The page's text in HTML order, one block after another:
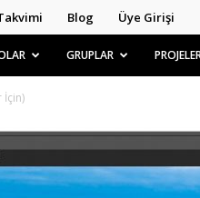
Blog Üye Girişi
GRUPLAR
İçin)